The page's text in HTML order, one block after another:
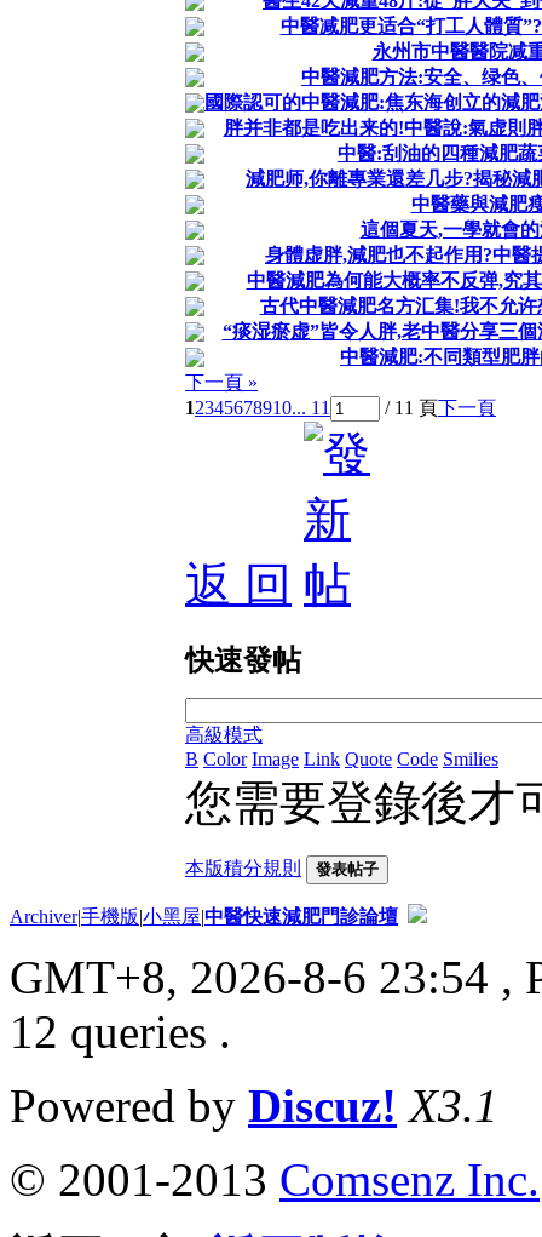
中醫减肥更适合“打工人體質
永州市中醫醫院减
中醫減肥方法:安全、绿色
國際認可的中醫減肥:焦东海创立的減
胖并非都是吃出来的!中醫說:氣虚則
中醫:刮油的四種減肥
減肥师,你離專業還差几步?揭秘減
中醫藥與減肥
這個夏天,一學就會
身體虚胖,減肥也不起作用?中醫
中醫減肥為何能大概率不反弹,究
古代中醫減肥名方汇集!我不允
“痰湿瘀虚”皆令人胖,老中醫分享三
中醫減肥:不同類型肥
下一頁 »
12345678910... 11 / 11 頁下一頁
返 回
快速發帖
高級模式
B Color Image Link Quote Code Smilies
您需要登錄後才
本版積分規則 發表帖子
Archiver|手機版|小黑屋|中醫快速減肥門診論壇
GMT+8, 2026-8-6 23:54 ,
12 queries .
Powered by Discuz! X3.1
© 2001-2013 Comsenz Inc.